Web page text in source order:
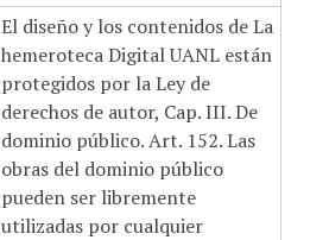
El diseño y los contenidos de La
hemeroteca Digital UANL están
protegidos por la Ley de
derechos de autor, Cap. III. De
dominio público. Art. 152. Las
obras del dominio público
pueden ser libremente
utilizadas por cualquier